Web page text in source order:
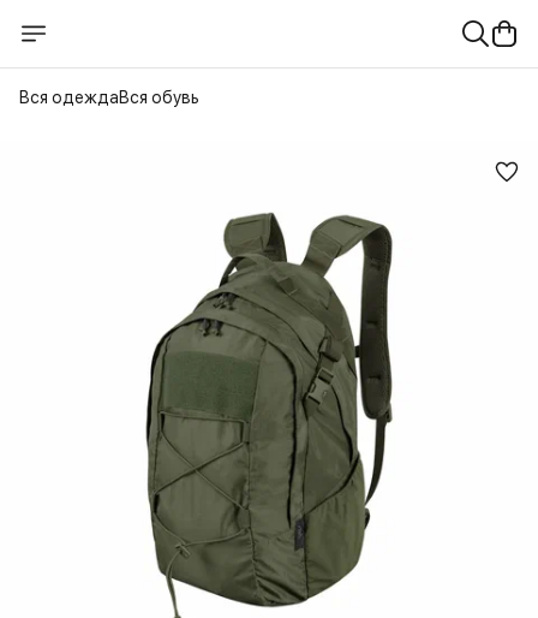
Вся одеждаВся обувь